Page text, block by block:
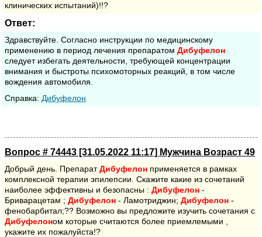
клинических испытаний)!!?
Ответ:
Здравствуйте. Согласно инструкции по медицинскому
применению в период лечения препаратом Дибуфелон
следует избегать деятельности, требующей концентрации
внимания и быстроты психомоторных реакций, в том числе
вождения автомобиля.
Cправка: Дибуфелон
Вопрос # 74443 [31.05.2022 11:17] Мужчина Возраст 49
Добрый день. ПрепаратДибуфелон применяется в рамках
комплексной терапии эпилепсии. Скажите какие из сочетаний
наиболее эффективны и безопасны : Дибуфелон -
Бриварацетам ; Дибуфелон - Ламотриджин; Дибуфелон -
фенобарбитал;?? Возможно вы предложите изучить сочетания с
Дибуфелоном которые считаются более приемлемыми ,
укажите их пожалуйста!?